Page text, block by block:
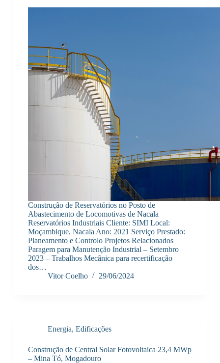
Construção de Reservatórios no Posto de
Abastecimento de Locomotivas de Nacala
Reservatórios Industriais Cliente: SIMI Local:
Moçambique, Nacala Ano: 2021 Serviço Prestado:
Planeamento e Controlo Projetos Relacionados
Paragem para Manutenção Industrial – Setembro
2023 – Trabalhos Mecânica para recertificação
dos…
Vitor Coelho
29/06/2024
Energia, Edificações
Construção de Central Solar Fotovoltaica 23,4 MWp
– Mina Tó, Mogadouro